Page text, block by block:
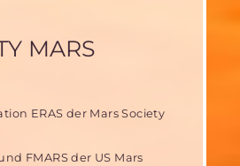
MARS
ERAS der Mars Society
FMARS der US Mars